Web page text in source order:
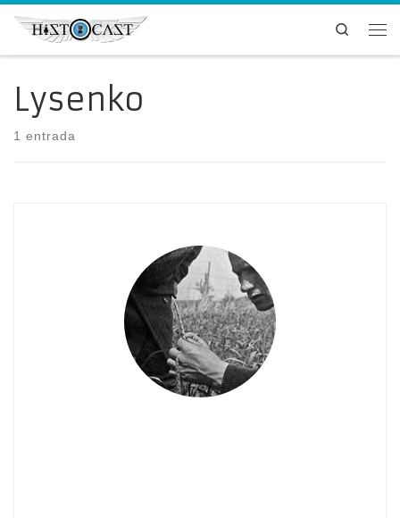
Saltar al contenido
Search
Lysenko
1 entrada